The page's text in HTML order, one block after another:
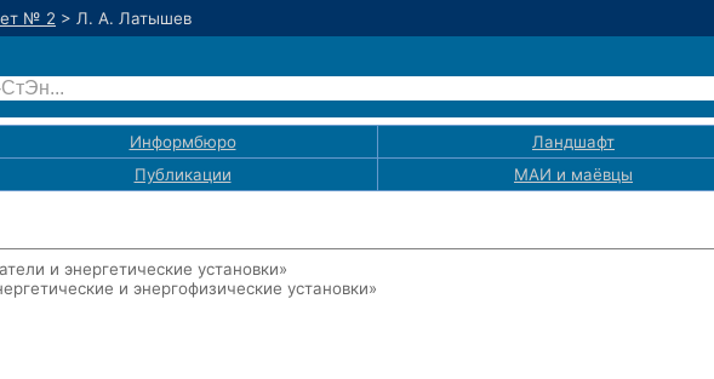
№ 2 > Л. А. Латышев
Информбюро
Ландшафт
Публикации МАИ и маёвцы
и энергетические установки»
и энергофизические установки»